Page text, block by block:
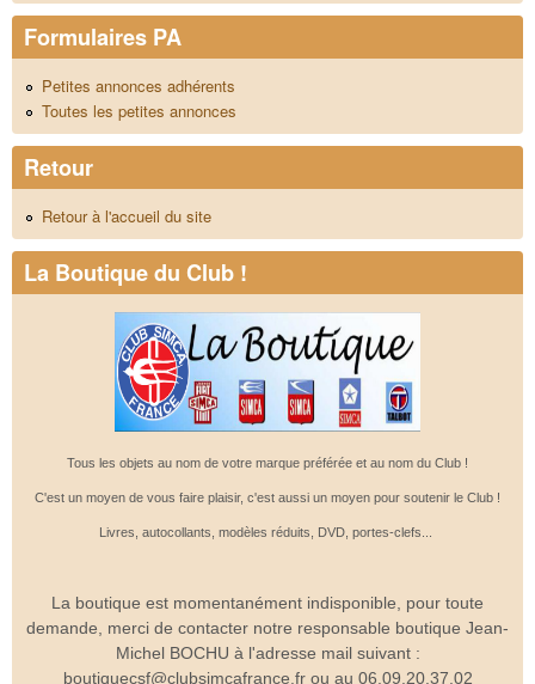
Formulaires PA
Petites annonces adhérents
Toutes les petites annonces
Retour
Retour à l'accueil du site
La Boutique du Club !
Tous les objets au nom de votre marque préférée et au nom du Club !
C'est un moyen de vous faire plaisir, c'est aussi un moyen pour soutenir le Club !
Livres, autocollants, modèles réduits, DVD, portes-clefs...
La boutique est momentanément indisponible, pour toute
demande, merci de contacter notre responsable boutique Jean-
Michel BOCHU à l'adresse mail suivant :
boutiquecsf@clubsimcafrance.fr ou au 06.09.20.37.02